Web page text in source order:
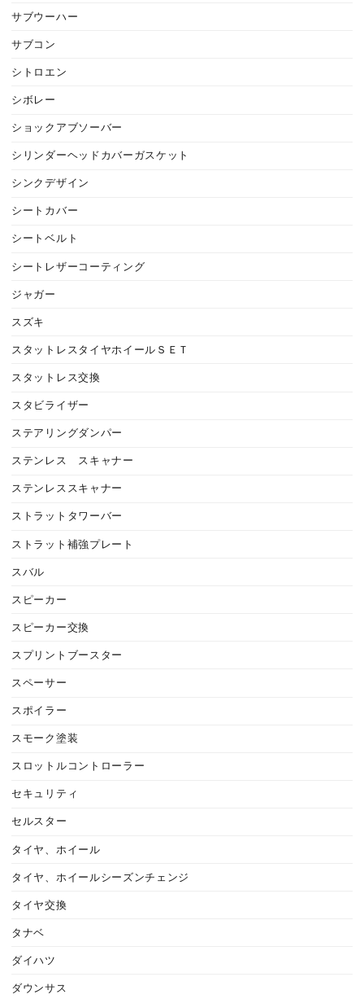
サブウーハー
サブコン
シトロエン
シボレー
ショックアブソーバー
シリンダーヘッドカバーガスケット
シンクデザイン
シートカバー
シートベルト
シートレザーコーティング
ジャガー
スズキ
スタットレスタイヤホイールＳＥＴ
スタットレス交換
スタビライザー
ステアリングダンパー
ステンレス スキャナー
ステンレススキャナー
ストラットタワーバー
ストラット補強プレート
スバル
スピーカー
スピーカー交換
スプリントブースター
スペーサー
スポイラー
スモーク塗装
スロットルコントローラー
セキュリティ
セルスター
タイヤ、ホイール
タイヤ、ホイールシーズンチェンジ
タイヤ交換
タナベ
ダイハツ
ダウンサス